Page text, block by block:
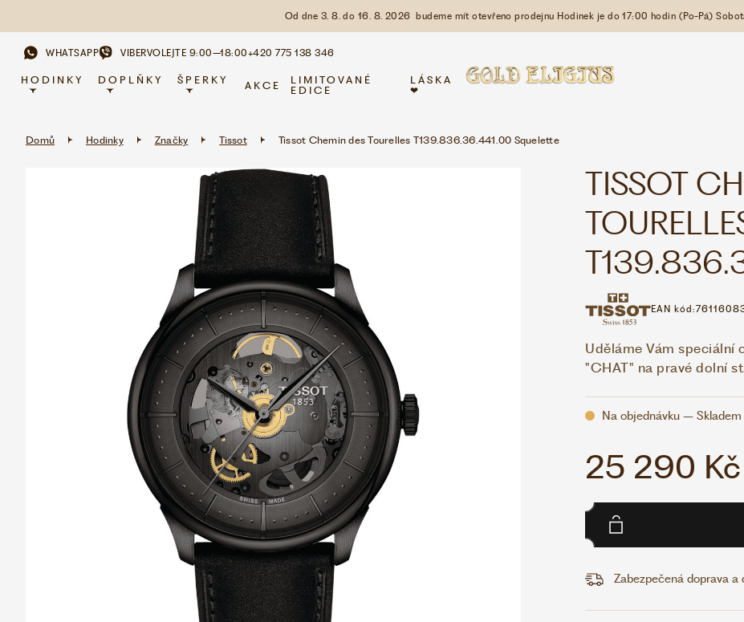
Od dne 3. 8. do 16. 8. 2026 budeme mít otevřeno prodejnu Hodinek je do 17:00 hodin (Po-Pá)
WHATSAPP VIBERVOLEJTE 9:00–18:00+420 775 138 346
HODINKY DOPLŇKY ŠPERKY AKCE
LIMITOVANÉ
EDICE
LÁSKA
❤
Domů Hodinky Značky Tissot Tissot Chemin des Tourelles T139.836.36.441.00 Squelette
TISSOT
EAN kód:
Uděláme Vám speciální
"CHAT" na pravé dolní
Na objednávku –
25 290 Kč
Zabezpečená doprava a